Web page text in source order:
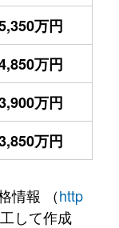
万円
万円
万円
万円
情報 （http
して作成